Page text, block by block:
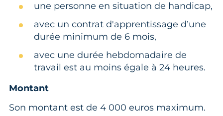
une personne en situation de handicap,
avec un contrat d'apprentissage d’une
durée minimum de 6 mois,
avec une durée hebdomadaire de
travail est au moins égale à 24 heures.
Montant
Son montant est de 4 000 euros maximum.